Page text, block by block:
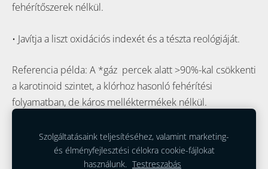
fehérítőszerek nélkül.
• Javítja a liszt oxidációs indexét és a tészta reológiáját.
Referencia példa: A *gáz percek alatt >90%-kal csökkenti
a karotinoid szintet, a klórhoz hasonló fehérítési
folyamatban, de káros melléktermékek nélkül.
Cookie-fájlok
Szolgáltatásaink teljesítéséhez, valamint marketing-
és élményfejlesztési célokra cookie-fájlokat
használunk. Testreszabás